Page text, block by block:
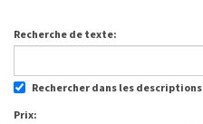
Recherche de texte:
Rechercher dans les descriptions
Prix: